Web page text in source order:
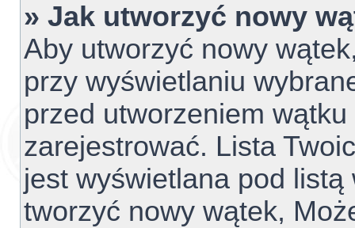
» Jak utworzyć nowy
Aby utworzyć nowy
przy wyświetlaniu
przed utworzeniem wątku
zarejestrować. Lista
jest wyświetlana pod listą
tworzyć nowy wątek,